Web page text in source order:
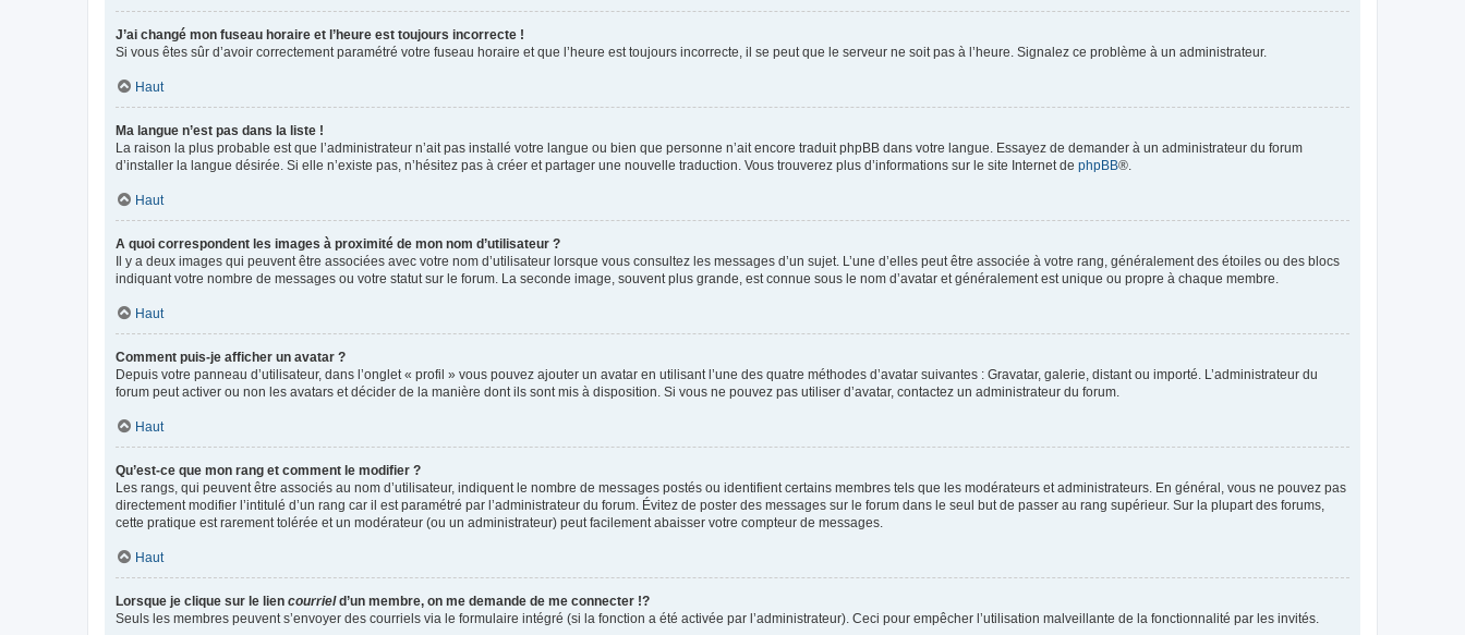
J’ai changé mon fuseau horaire et l’heure est toujours incorrecte !
Si vous êtes sûr d’avoir correctement paramétré votre fuseau horaire et que l’heure est toujours incorrecte, il se peut que le serveur ne soit pas à l’heure. Signalez ce problème à un administrateur.
Haut
Ma langue n’est pas dans la liste !
La raison la plus probable est que l’administrateur n’ait pas installé votre langue ou bien que personne n’ait encore traduit phpBB dans votre langue. Essayez de demander à un administrateur du forum
d’installer la langue désirée. Si elle n’existe pas, n’hésitez pas à créer et partager une nouvelle traduction. Vous trouverez plus d’informations sur le site Internet de phpBB®.
Haut
A quoi correspondent les images à proximité de mon nom d’utilisateur ?
Il y a deux images qui peuvent être associées avec votre nom d’utilisateur lorsque vous consultez les messages d’un sujet. L’une d’elles peut être associée à votre rang, généralement des étoiles ou des blocs
indiquant votre nombre de messages ou votre statut sur le forum. La seconde image, souvent plus grande, est connue sous le nom d’avatar et généralement est unique ou propre à chaque membre.
Haut
Comment puis-je afficher un avatar ?
Depuis votre panneau d’utilisateur, dans l’onglet « profil » vous pouvez ajouter un avatar en utilisant l’une des quatre méthodes d’avatar suivantes : Gravatar, galerie, distant ou importé. L’administrateur du
forum peut activer ou non les avatars et décider de la manière dont ils sont mis à disposition. Si vous ne pouvez pas utiliser d’avatar, contactez un administrateur du forum.
Haut
Qu’est-ce que mon rang et comment le modifier ?
Les rangs, qui peuvent être associés au nom d’utilisateur, indiquent le nombre de messages postés ou identifient certains membres tels que les modérateurs et administrateurs. En général, vous ne pouvez pas
directement modifier l’intitulé d’un rang car il est paramétré par l’administrateur du forum. Évitez de poster des messages sur le forum dans le seul but de passer au rang supérieur. Sur la plupart des forums,
cette pratique est rarement tolérée et un modérateur (ou un administrateur) peut facilement abaisser votre compteur de messages.
Haut
Lorsque je clique sur le lien courrield’un membre, on me demande de me connecter !?
Seuls les membres peuvent s’envoyer des courriels via le formulaire intégré (si la fonction a été activée par l’administrateur). Ceci pour empêcher l’utilisation malveillante de la fonctionnalité par les invités.